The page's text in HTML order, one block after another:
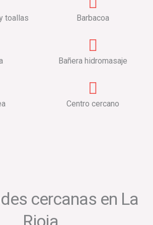
toallas Barbacoa
Bañera hidromasaje
Centro cercano
cercanas en La
Rioja